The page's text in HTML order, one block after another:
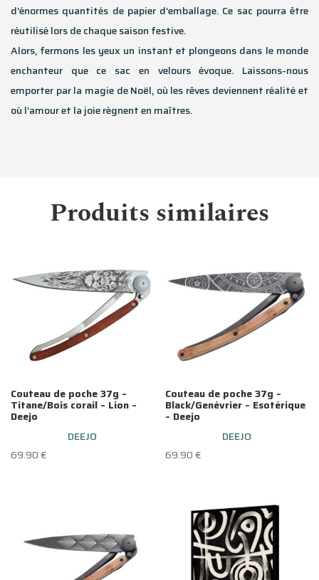
d’énormes quantités de papier d’emballage. Ce sac pourra être
réutilisé lors de chaque saison festive.
Alors, fermons les yeux un instant et plongeons dans le monde
enchanteur que ce sac en velours évoque. Laissons-nous
emporter par la magie de Noël, où les rêves deviennent réalité et
où l’amour et la joie règnent en maîtres.
Produits similaires
Couteau de poche 37g –
Titane/Bois corail – Lion –
Deejo
DEEJO
69.90€
Couteau de poche 37g –
Black/Genévrier – Esotérique
– Deejo
DEEJO
69.90€